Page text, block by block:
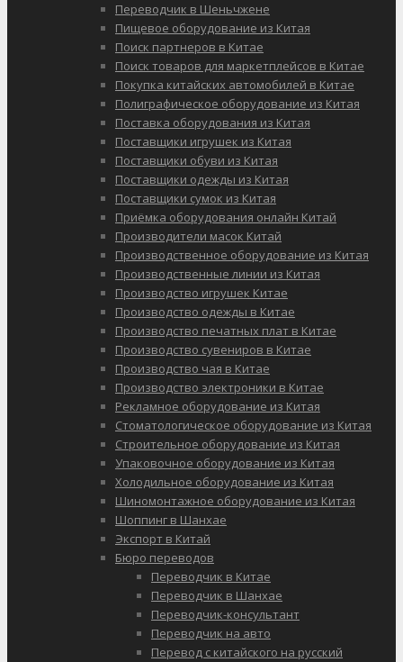
Переводчик в Шеньчжене
Пищевое оборудование из Китая
Поиск партнеров в Китае
Поиск товаров для маркетплейсов в Китае
Покупка китайских автомобилей в Китае
Полиграфическое оборудование из Китая
Поставка оборудования из Китая
Поставщики игрушек из Китая
Поставщики обуви из Китая
Поставщики одежды из Китая
Поставщики сумок из Китая
Приёмка оборудования онлайн Китай
Производители масок Китай
Производственное оборудование из Китая
Производственные линии из Китая
Производство игрушек Китае
Производство одежды в Китае
Производство печатных плат в Китае
Производство сувениров в Китае
Производство чая в Китае
Производство электроники в Китае
Рекламное оборудование из Китая
Стоматологическое оборудование из Китая
Строительное оборудование из Китая
Упаковочное оборудование из Китая
Холодильное оборудование из Китая
Шиномонтажное оборудование из Китая
Шоппинг в Шанхае
Экспорт в Китай
Бюро переводов
Переводчик в Китае
Переводчик в Шанхае
Переводчик-консультант
Переводчик на авто
Перевод с китайского на русский